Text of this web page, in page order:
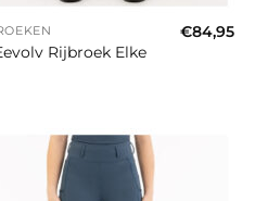
Rijbroek Elke
€84,95